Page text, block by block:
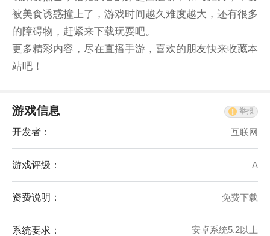
被美食诱惑撞上了，游戏时间越久难度越大，还有很多
的障碍物，赶紧来下载玩耍吧。
更多精彩内容，尽在直播手游，喜欢的朋友快来收藏本
站吧！
游戏信息 举报
开发者： 互联网
游戏评级： A
资费说明： 免费下载
系统要求： 安卓系统5.2以上